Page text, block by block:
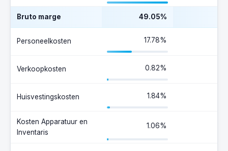
Bruto marge 49.05%
Personeelkosten 17.78%
Verkoopkosten 0.82%
Huisvestingskosten 1.84%
Kosten Apparatuur en
Inventaris
1.06%